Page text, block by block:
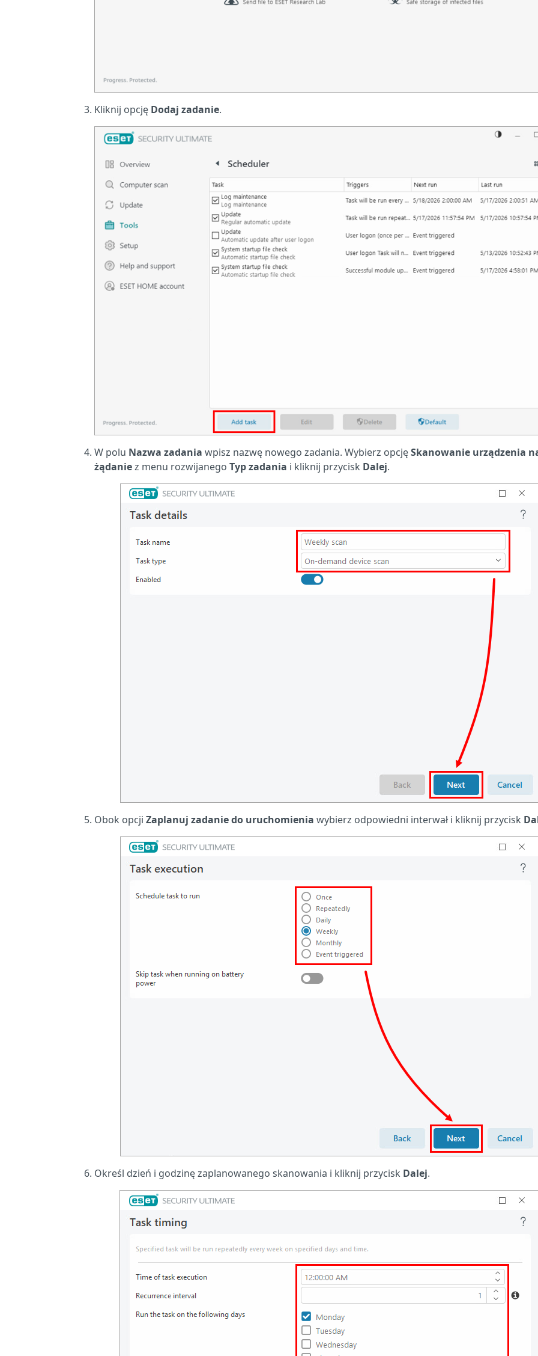
Kliknij opcję Dodaj zadanie.
W polu Nazwa zadania wpisz nazwę nowego zadania. Wybierz opcjęSkanowanie urządzenia
żądaniez menu rozwijanego Typ zadania i kliknij przycisk Dalej.
Obok opcji Zaplanuj zadanie do uruchomienia wybierz odpowiedni interwał i kliknij przycisk
Określ dzień i godzinę zaplanowanego skanowania i kliknij przycisk Dalej.